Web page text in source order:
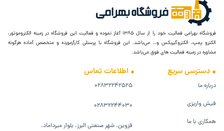
فروشگاه بهرامی فعالیت خود را از سال ۱۳۸۵ آغاز نموده و فعالیت این فروشگاه در زمینه الکتروموتور،
الکترو پمپ، الکتروگیربکس و… می‌باشد. این فروشگاه با پرسنلی کارآزمورده و متخصص آماده هرگونه
مشاوره در زمینه فعالیت های فوق می‌باشد.
دسترسی سریع
درباره ما
فیش واریزی
همکاری با ما
اطلاعات تماس
۰۲۸۳۲۲۴۲۵۲۵
۰۲۸۳۲۲۴۴۰۳۰
قزوین، شهر صنعتی البرز، بلوار میرداماد،